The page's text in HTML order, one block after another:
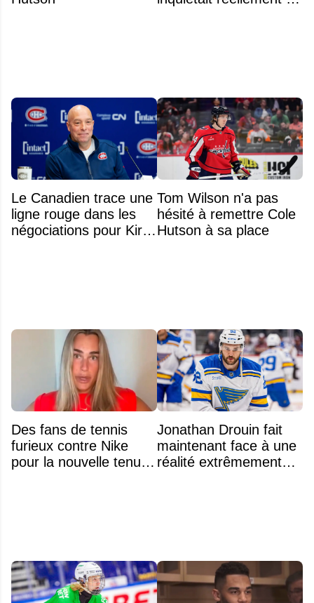
Le Canadien trace une
ligne rouge dans les
négociations pour Kirill
Tom Wilson n'a pas
hésité à remettre Cole
Hutson à sa place
Des fans de tennis
furieux contre Nike
pour la nouvelle tenue
Jonathan Drouin fait
maintenant face à une
réalité extrêmement